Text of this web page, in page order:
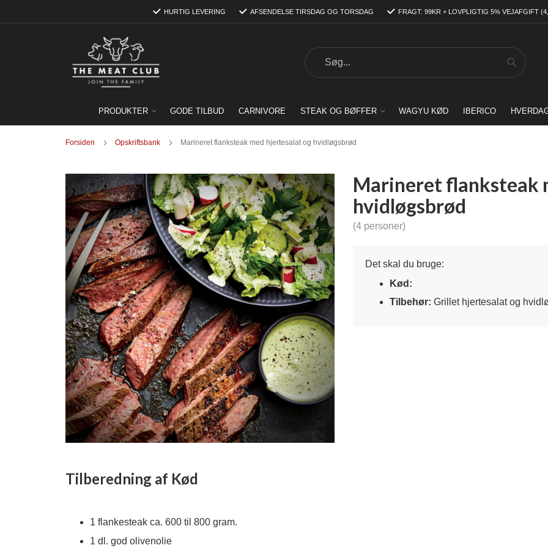
to
HURTIG LEVERING AFSENDELSE TIRSDAG OG TORSDAG FRAGT: 99KR + LOVPLIGTIG 5% VEJAFGIFT
Search
Search
PRODUKTER GODE TILBUD CARNIVORE STEAK OG BØFFER WAGYU KØD IBERICO
Forsiden Opskriftsbank Marineret flanksteak med hjertesalat og hvidløgsbrød
Marineret flanksteak
hvidløgsbrød
(4 personer)
Det skal du bruge:
Kød:
Tilbehør: Grillet hjertesalat og
Tilberedning af Kød
1 flankesteak ca. 600 til 800 gram.
1 dl. god olivenolie